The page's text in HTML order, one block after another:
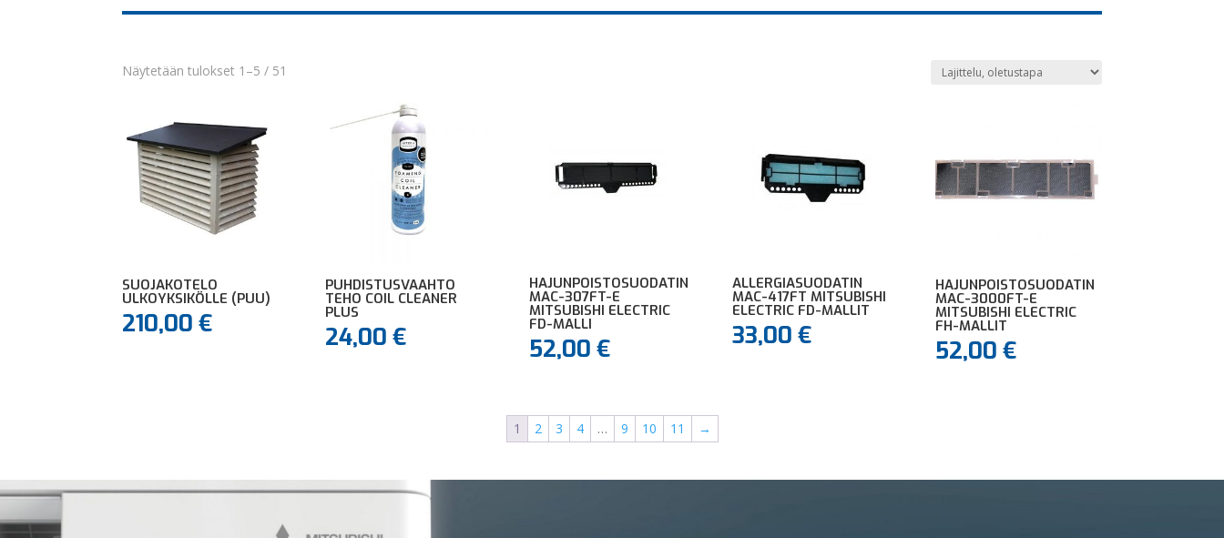
Näytetään tulokset 1–5 / 51
SUOJAKOTELO
ULKOYKSIKÖLLE (PUU)
210,00€
PUHDISTUSVAAHTO
TEHO COIL CLEANER
PLUS
24,00€
HAJUNPOISTOSUODATIN
MAC-307FT-E
MITSUBISHI ELECTRIC
FD-MALLI
52,00 €
ALLERGIASUODATIN
MAC-417FT MITSUBISHI
ELECTRIC FD-MALLIT
33,00 €
HAJUNPOISTOSUODATIN
MAC-3000FT-E
MITSUBISHI ELECTRIC
FH-MALLIT
52,00 €
1 2 3 4 … 9 10 11 →